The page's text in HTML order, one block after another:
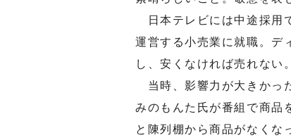
日本テレビには中途採用
運営する小売業に就職。デ
し、安くなければ売れない
当時、影響力が大きかっ
みのもんた氏が番組で商品
と陳列棚から商品がなくな